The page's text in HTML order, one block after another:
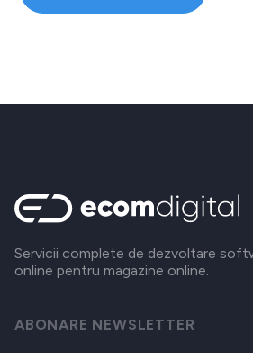
Servicii complete de dezvoltare
online pentru magazine online.
ABONARE NEWSLETTER